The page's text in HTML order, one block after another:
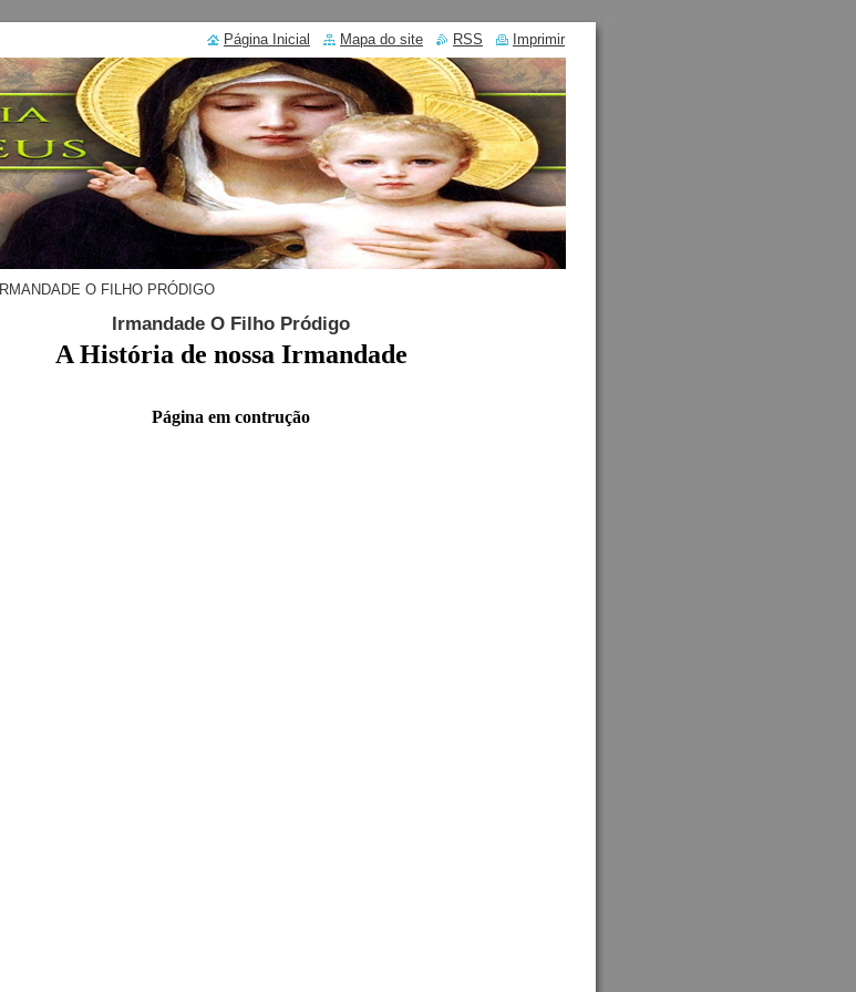
IRMANDADE O FILHO PRÓDIGO
Irmandade O Filho Pródigo
A História de nossa Irmandade
Página em contrução
Página Inicial Mapa do site RSS Imprimir